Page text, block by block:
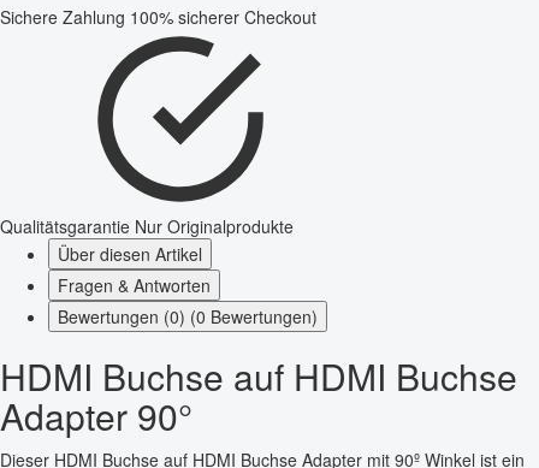
Sichere Zahlung 100% sicherer Checkout
Qualitätsgarantie Nur Originalprodukte
Über diesen Artikel
Fragen & Antworten
Bewertungen (0) (0 Bewertungen)
HDMI Buchse auf HDMI Buchse
Adapter 90°
Dieser HDMI Buchse auf HDMI Buchse Adapter mit 90º Winkel ist ein